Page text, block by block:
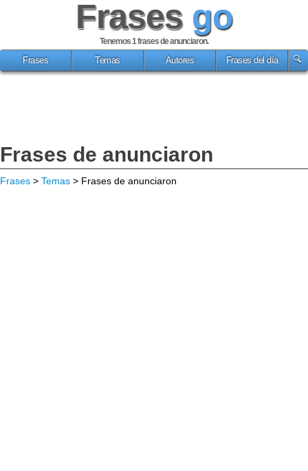
Frases go
Tenemos 1frases de anunciaron.
Frases
Temas Autores Frases del día
Frases de anunciaron
Frases > Temas > Frases de anunciaron